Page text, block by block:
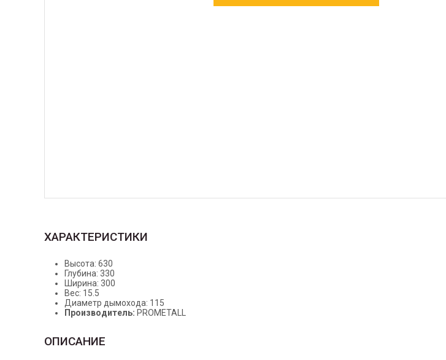
ХАРАКТЕРИСТИКИ
Высота: 630
Глубина: 330
Ширина: 300
Вес: 15.5
Диаметр дымохода: 115
Производитель: PROMETALL
ОПИСАНИЕ